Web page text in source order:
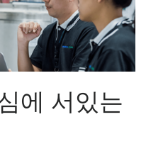
에 서있는